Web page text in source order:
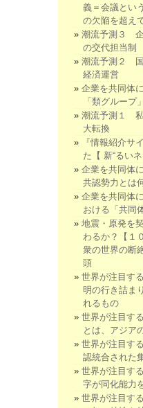
義＝会議とい
の欠陥を超え
潮流予測３ 企
の交代担当制
潮流予測２
経済運営
企業を共同体
「類グループ
潮流予測１
大転換
『情報紹介サ
た【 新“るいネ
企業を共同体
共認勢力とは
企業を共同体
おける「共同
地震・原発を
わるか？【１
衆の世界の断
頭
世界が注目す
明の行き詰ま
れるもの
世界が注目す
とは、アジア
世界が注目す
認統合された
世界が注目す
字が同化能力
世界が注目す